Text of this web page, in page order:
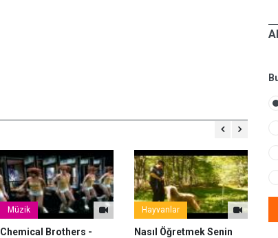
Müzik
Chemical Brothers -
Hayvanlar
Nasıl Öğretmek Senin